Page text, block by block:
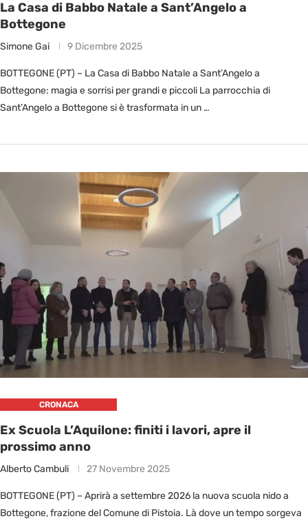
La Casa di Babbo Natale a Sant’Angelo a
Bottegone
Simone Gai 9 Dicembre 2025
BOTTEGONE (PT) – La Casa di Babbo Natale a Sant’Angelo a
Bottegone: magia e sorrisi per grandi e piccoli La parrocchia di
Sant’Angelo a Bottegone si è trasformata in un …
CRONACA
Ex Scuola L’Aquilone: finiti i lavori, apre il
prossimo anno
Alberto Cambuli 27 Novembre 2025
BOTTEGONE (PT) – Aprirà a settembre 2026 la nuova scuola nido a
Bottegone, frazione del Comune di Pistoia. Là dove un tempo sorgeva